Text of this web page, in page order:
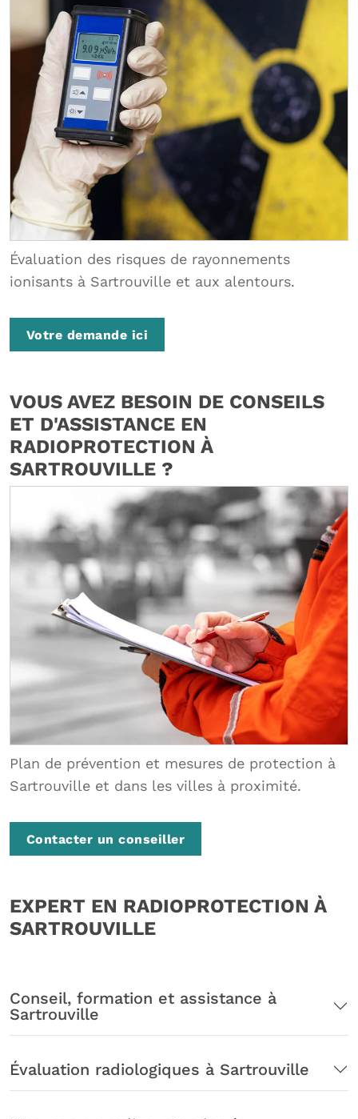
Évaluation des risques de rayonnements
ionisants à Sartrouville et aux alentours.
Votre demande ici
VOUS AVEZ BESOIN DE CONSEILS
ET D'ASSISTANCE EN
RADIOPROTECTION À
SARTROUVILLE ?
Plan de prévention et mesures de protection à
Sartrouville et dans les villes à proximité.
Contacter un conseiller
EXPERT EN RADIOPROTECTION À
SARTROUVILLE
Conseil, formation et assistance à
Sartrouville
Évaluation radiologiques à Sartrouville